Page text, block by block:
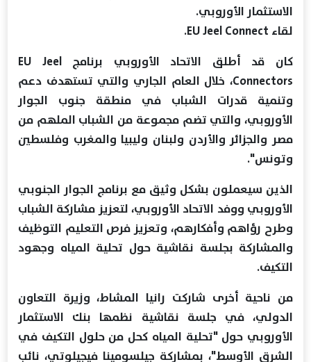
الاستثمار الأوروبي.
لقاء EU Jeel Connect.
كان قد أطلق الاتحاد الأوروبي برنامج EU Jeel
Connectors، خلال العام الجاري والتي تستهدف دعم
وتنمية قدرات الشباب في منطقة جنوب الجوار
الأوروبي، والتي تضم مجموعة من الشباب الملهم من
مصر والجزائر والأردن ولبنان وليبيا والمغرب وفلسطين
وتونس".
الذين سيعملون بشكل وثيق مع برنامج الجوار الجنوبي
الأوروبي ووفد الاتحاد الأوروبي، لتعزيز مشاركة الشباب
وطرح رؤاهم وأفكارهم، وتعزيز فرص التعليم التوظيف
والمشاركة بجلسة نقاشية حول تحلية المياه وجهود
التكيف.
من ناحية أخرى شاركت رانيا المشاط، وزيرة التعاون
الدولي، في جلسة نقاشية نظمها بنك الاستثمار
الأوروبي حول "تحلية المياه كحل من حلول التكيف في
الشرق الأوسط"، بمشاركة جيلسومينا فيجيلوتي، نائب